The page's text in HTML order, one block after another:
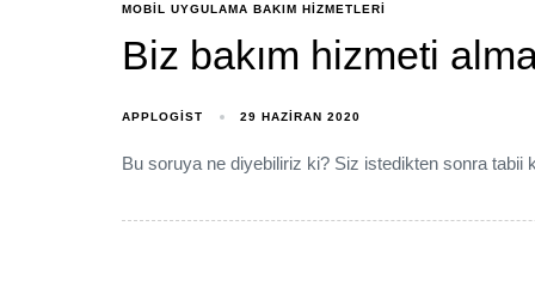
MOBIL UYGULAMA BAKIM HIZMETLERI
Biz bakım hizmeti
APPLOGIST 29 HAZIRAN 2020
Bu soruya ne diyebiliriz ki? Siz istedikten sonra